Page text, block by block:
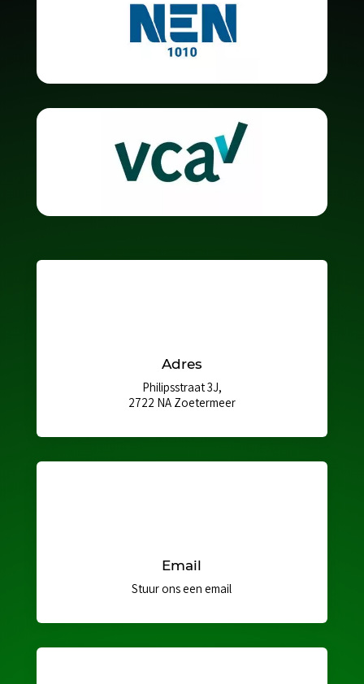
Adres
Philipsstraat 3J,
2722 NA Zoetermeer
Email
Stuur ons een email